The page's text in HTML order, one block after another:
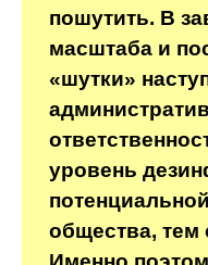
пошутить. В
масштаба и
«шутки»
уровень
общества, тем